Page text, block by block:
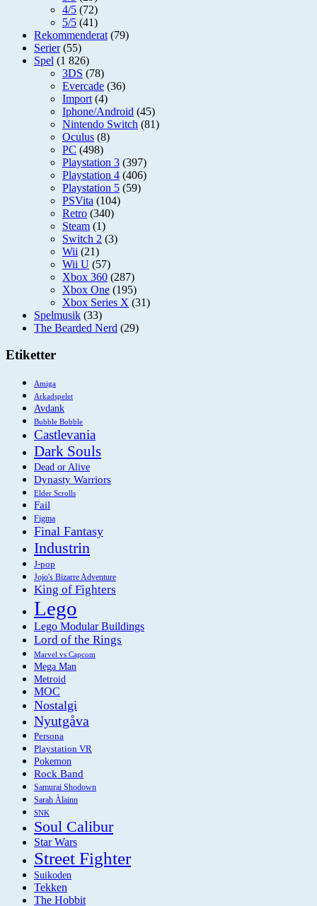
4/5 (72)
5/5 (41)
Rekommenderat (79)
Serier(55)
Spel (1 826)
3DS (78)
Evercade (36)
Import (4)
Iphone/Android (45)
Nintendo Switch (81)
Oculus (8)
PC (498)
Playstation 3 (397)
Playstation 4 (406)
Playstation 5 (59)
PSVita (104)
Retro (340)
Steam (1)
Switch 2 (3)
Wii (21)
Wii U (57)
Xbox 360 (287)
Xbox One (195)
Xbox Series X (31)
Spelmusik (33)
The Bearded Nerd (29)
Etiketter
Amiga
Arkadspelet
Avdank
Bubble Bobble
Castlevania
Dark Souls
Dead or Alive
Dynasty Warriors
Elder Scrolls
Fail
Figma
Final Fantasy
Industrin
J-pop
Jojo's Bizarre Adventure
King of Fighters
Lego
Lego Modular Buildings
Lord of the Rings
Marvel vs Capcom
Mega Man
Metroid
MOC
Nostalgi
Nyutgåva
Persona
Playstation VR
Pokemon
Rock Band
Samurai Shodown
Sarah Àlainn
SNK
Soul Calibur
Star Wars
Street Fighter
Suikoden
Tekken
The Hobbit